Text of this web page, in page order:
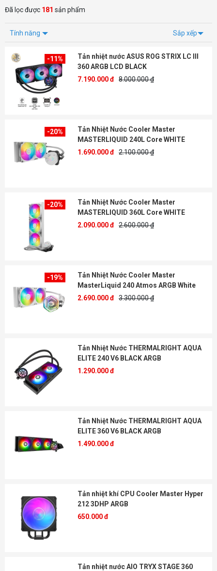
Đã lọc được 181 sản phẩm
Tính năng Sắp xếp
-11%
Tản nhiệt nước ASUS ROG STRIX LC III
360 ARGB LCD BLACK
7.190.000 đ 8.000.000 ₫
-20%
Tản Nhiệt Nước Cooler Master
MASTERLIQUID 240L Core WHITE
1.690.000 đ 2.100.000 ₫
-20%
Tản Nhiệt Nước Cooler Master
MASTERLIQUID 360L Core WHITE
2.090.000 đ 2.600.000 ₫
-19%
Tản Nhiệt Nước Cooler Master
MasterLiquid 240 Atmos ARGB White
2.690.000 đ 3.300.000 ₫
Tản Nhiệt Nước THERMALRIGHT AQUA
ELITE 240 V6 BLACK ARGB
1.290.000 đ
Tản Nhiệt Nước THERMALRIGHT AQUA
ELITE 360 V6 BLACK ARGB
1.490.000 đ
Tản nhiệt khí CPU Cooler Master Hyper
212 3DHP ARGB
650.000 đ
Tản nhiệt nước AIO TRYX STAGE 360